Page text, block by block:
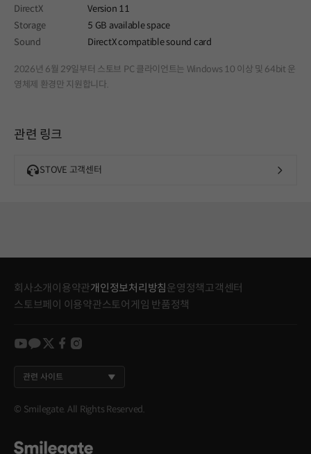
DirectX
Version 11
Storage
5 GB available space
Sound
DirectX compatible sound card
2026년 6월 29일부터 스토브 PC 클라이언트는 Windows 10 이상 및 64bit 운
영체제 환경만 지원합니다.
관련 링크
STOVE 고객센터
회사소개이용약관개인정보처리방침 운영정책고객센터
스토브페이 이용약관스토어게임 반품정책
youtube
kakao
twitter
facebook
instagram
관련 사이트
© Smilegate. All Rights Reserved.